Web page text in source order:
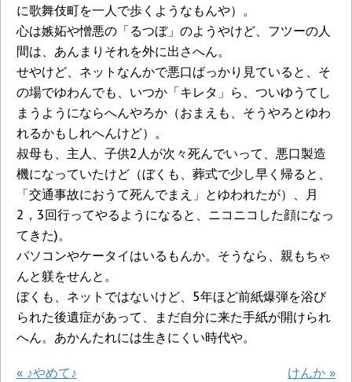
に歌舞伎町を一人で歩くようなもんや）。
心は嫉妬や憎悪の「るつぼ」のようやけど、フツーの人
間は、あんまりそれを外に出さへん。
せやけど、ネットなんかで悪口ばっかり見ていると、そ
の場でゆわんでも、いつか「キレタ」ら、ついゆうてし
まうようにならへんやろか（おまえも、そうやろとゆわ
れるかもしれへんけど）。
叔母も、主人、子供2人が次々死んでいって、悪口製造
機になっていたけど（ぼくも、葬式で少し早く帰ると、
「交通事故におうて死んでまえ」とゆわれたが）、月
2，3回行ってやるようになると、ニコニコした顔になっ
てきた)。
パソコンやケータイはいるもんか。そうなら、親もちゃ
んと躾をせんと。
ぼくも、ネットではないけど、5年ほど前紙爆弾を浴び
られた後遺症があって、まだ自分に来た手紙が開けられ
へん。あかんたれには生きにくい時代や。
« ♪やめて♪ けんか »